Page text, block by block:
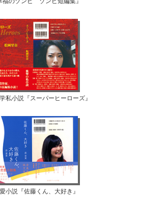
私小説『スーパーヒーローズ』
小説『佐藤くん、大好き』